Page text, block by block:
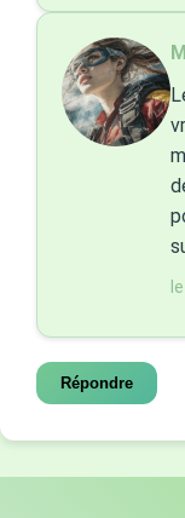
Répondre